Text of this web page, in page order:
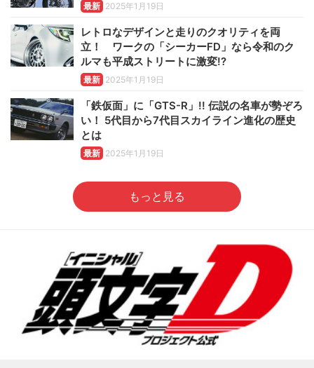
最新 2025年1月19日
レトロなデザインと走りのクオリティを両
立！ ワークの「シーカーFD」なら令和のク
ルマも平成ストリートに激変!?
最新 2025年1月19日
「鉄仮面」に「GTS-R」!! 伝説の名車が勢ぞろ
い！ 5代目から7代目スカイライン進化の歴史
とは
最新 2025年1月19日
もっと見る